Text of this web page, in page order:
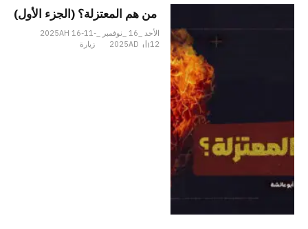
من هم المعتزلة؟ (الجزء الأول)
الأحد _16 _نوفمبر _2025AH 16-11-
2025AD
12 زيارة